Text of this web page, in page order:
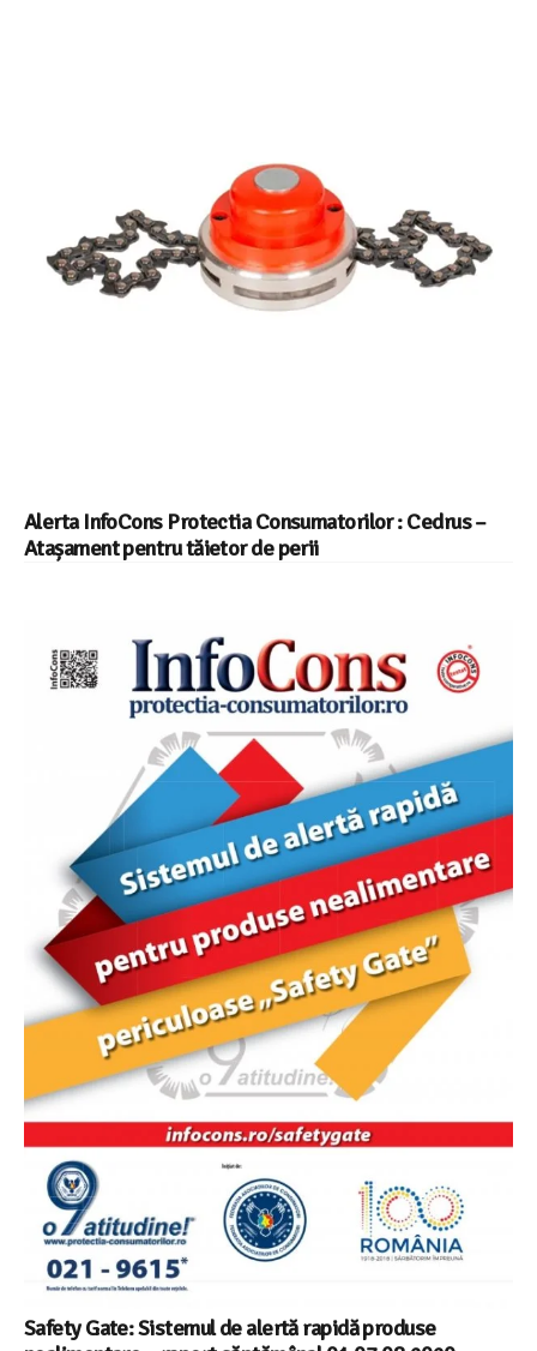
Alerta InfoCons Protectia Consumatorilor : Cedrus –
Atașament pentru tăietor de perii
Safety Gate: Sistemul de alertă rapidă produse